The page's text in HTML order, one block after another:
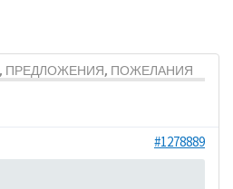
ПРЕДЛОЖЕНИЯ, ПОЖЕЛАНИЯ
#1278889